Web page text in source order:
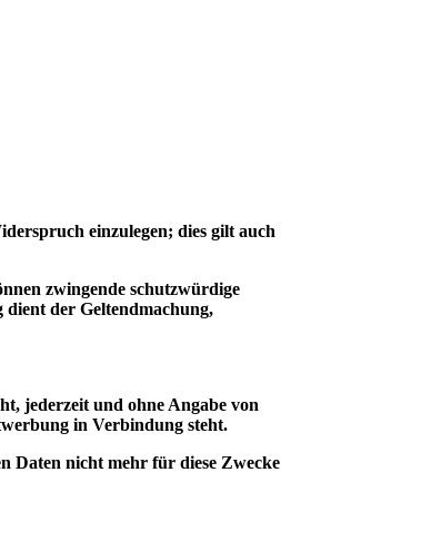
einzulegen; dies gilt auch
zwingende schutzwürdige
der Geltendmachung,
jederzeit und ohne Angabe von
in Verbindung steht.
Daten nicht mehr für diese Zwecke